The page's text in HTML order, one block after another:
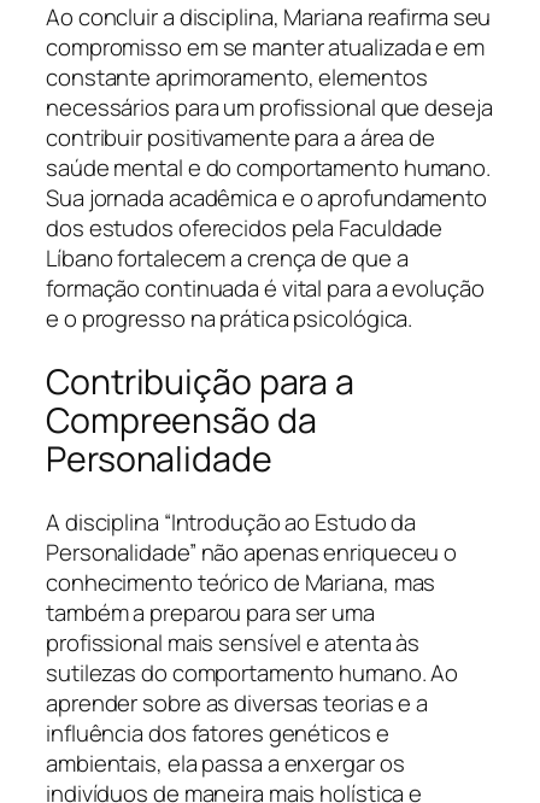
Ao concluir a disciplina, Mariana reafirma seu
compromisso em se manter atualizada e em
constante aprimoramento, elementos
necessários para um profissional que deseja
contribuir positivamente para a área de
saúde mental e do comportamento humano.
Sua jornada acadêmica e o aprofundamento
dos estudos oferecidos pela Faculdade
Líbano fortalecem a crença de que a
formação continuada é vital para a evolução
e o progresso na prática psicológica.
Contribuição para a
Compreensão da
Personalidade
A disciplina “Introdução ao Estudo da
Personalidade” não apenas enriqueceu o
conhecimento teórico de Mariana, mas
também a preparou para ser uma
profissional mais sensível e atenta às
sutilezas do comportamento humano. Ao
aprender sobre as diversas teorias e a
influência dos fatores genéticos e
ambientais, ela passa a enxergar os
indivíduos de maneira mais holística e